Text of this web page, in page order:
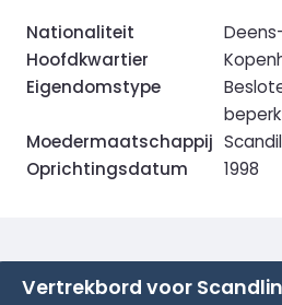
Nationaliteit
Hoofdkwartier
Eigendomstype
Moedermaatschappij
Oprichtingsdatum
1998
Vertrekbord voor